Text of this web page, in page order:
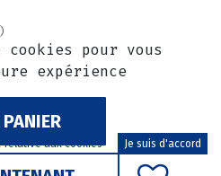
pour vous
expérience
relative aux cookies Je suis d'accord